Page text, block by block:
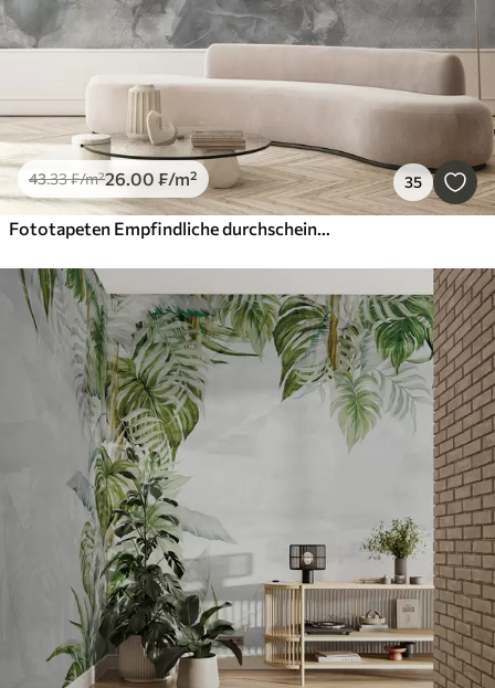
43.33₣/m²26.00 ₣/m² 35
Fototapeten Empfindliche durchscheinende Zweige